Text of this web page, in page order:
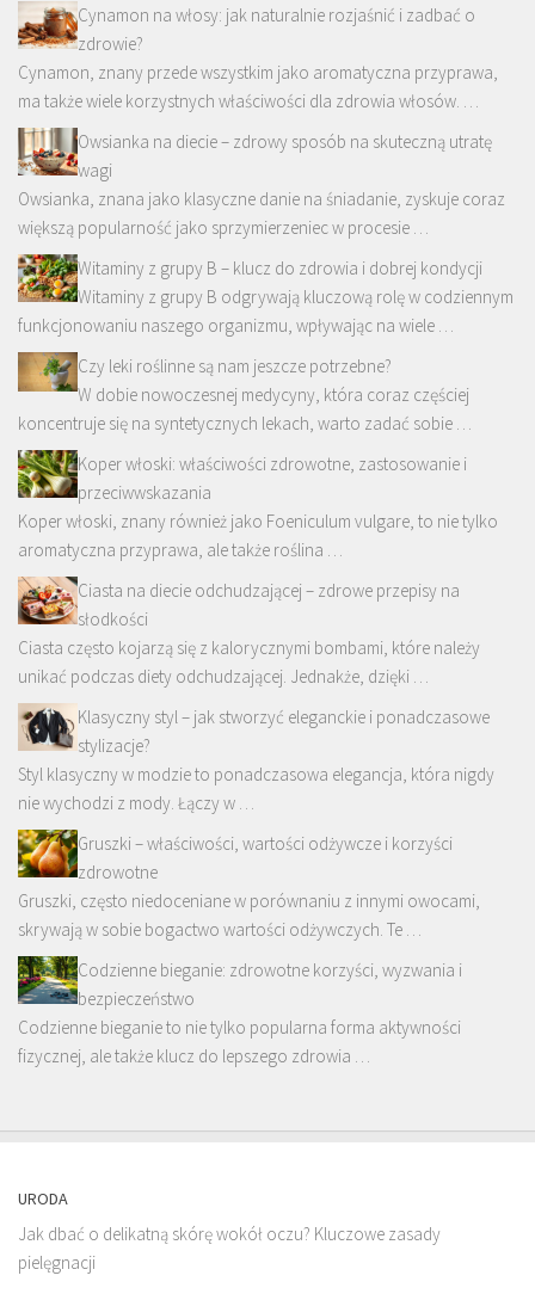
Cynamon na włosy: jak naturalnie rozjaśnić i zadbać o
zdrowie?
Cynamon, znany przede wszystkim jako aromatyczna przyprawa,
ma także wiele korzystnych właściwości dla zdrowia włosów. …
Owsianka na diecie – zdrowy sposób na skuteczną utratę
wagi
Owsianka, znana jako klasyczne danie na śniadanie, zyskuje coraz
większą popularność jako sprzymierzeniec w procesie …
Witaminy z grupy B – klucz do zdrowia i dobrej kondycji
Witaminy z grupy B odgrywają kluczową rolę w codziennym
funkcjonowaniu naszego organizmu, wpływając na wiele …
Czy leki roślinne są nam jeszcze potrzebne?
W dobie nowoczesnej medycyny, która coraz częściej
koncentruje się na syntetycznych lekach, warto zadać sobie …
Koper włoski: właściwości zdrowotne, zastosowanie i
przeciwwskazania
Koper włoski, znany również jako Foeniculum vulgare, to nie tylko
aromatyczna przyprawa, ale także roślina …
Ciasta na diecie odchudzającej – zdrowe przepisy na
słodkości
Ciasta często kojarzą się z kalorycznymi bombami, które należy
unikać podczas diety odchudzającej. Jednakże, dzięki …
Klasyczny styl – jak stworzyć eleganckie i ponadczasowe
stylizacje?
Styl klasyczny w modzie to ponadczasowa elegancja, która nigdy
nie wychodzi z mody. Łączy w …
Gruszki – właściwości, wartości odżywcze i korzyści
zdrowotne
Gruszki, często niedoceniane w porównaniu z innymi owocami,
skrywają w sobie bogactwo wartości odżywczych. Te …
Codzienne bieganie: zdrowotne korzyści, wyzwania i
bezpieczeństwo
Codzienne bieganie to nie tylko popularna forma aktywności
fizycznej, ale także klucz do lepszego zdrowia …
URODA
Jak dbać o delikatną skórę wokół oczu? Kluczowe zasady
pielęgnacji